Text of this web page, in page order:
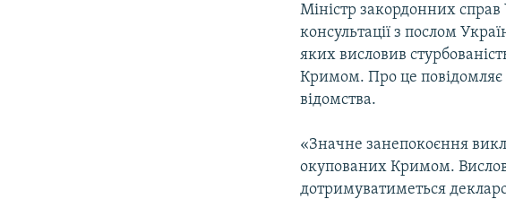
Міністр закордонних справ
консультації з послом
яких висловив
Кримом. Про це повідомляє
відомства.
«Значне занепокоєння
окупованих Кримом.
дотримуватиметься